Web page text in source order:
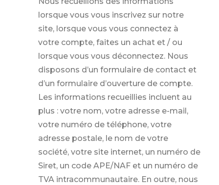
lorsque vous vous inscrivez sur notre
site, lorsque vous vous connectez à
votre compte, faites un achat et / ou
lorsque vous vous déconnectez. Nous
disposons d’un formulaire de contact et
d’un formulaire d’ouverture de compte.
Les informations recueillies incluent au
plus : votre nom, votre adresse e-mail,
votre numéro de téléphone, votre
adresse postale, le nom de votre
société, votre site internet, un numéro de
Siret, un code APE/NAF et un numéro de
TVA intracommunautaire. En outre, nous